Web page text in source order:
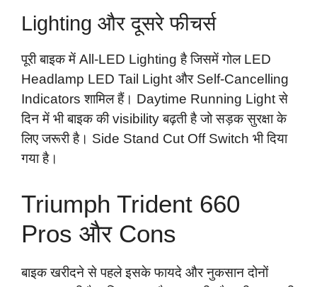
Lighting और दूसरे फीचर्स
पूरी बाइक में All-LED Lighting है जिसमें गोल LED
Headlamp LED Tail Light और Self-Cancelling
Indicators शामिल हैं। Daytime Running Light से
दिन में भी बाइक की visibility बढ़ती है जो सड़क सुरक्षा के
लिए जरूरी है। Side Stand Cut Off Switch भी दिया
गया है।
Triumph Trident 660
Pros और Cons
बाइक खरीदने से पहले इसके फायदे और नुकसान दोनों